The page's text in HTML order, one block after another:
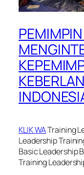
KLIK WATraining
Leadership
Basic Leadership
Training